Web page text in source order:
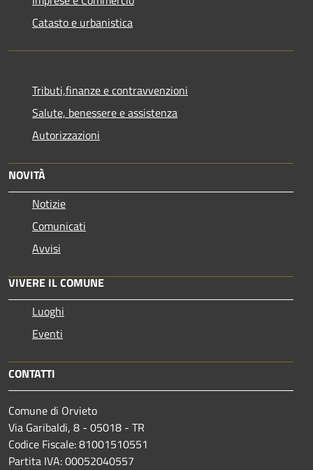
Catasto e urbanistica
Tributi,finanze e contravvenzioni
Salute, benessere e assistenza
Autorizzazioni
NOVITÀ
Notizie
Comunicati
Avvisi
VIVERE IL COMUNE
Luoghi
Eventi
CONTATTI
Comune di Orvieto
Via Garibaldi, 8 - 05018 - TR
Codice Fiscale: 81001510551
Partita IVA: 00052040557